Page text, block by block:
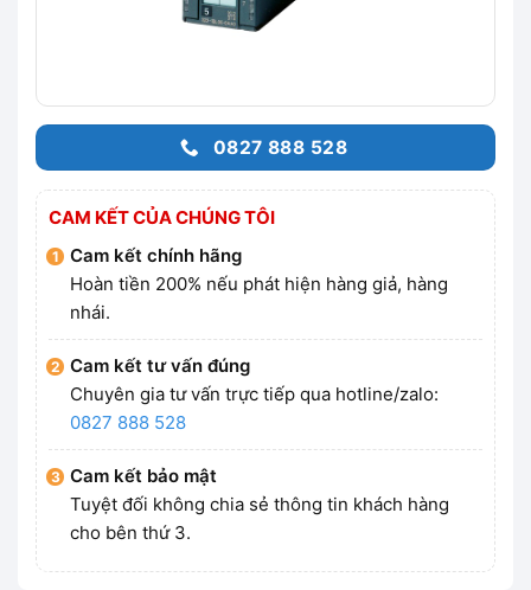
0827 888 528
CAM KẾT CỦA CHÚNG TÔI
Cam kết chính hãng
Hoàn tiền 200% nếu phát hiện hàng giả, hàng
nhái.
Cam kết tư vấn đúng
Chuyên gia tư vấn trực tiếp qua hotline/zalo:
0827 888 528
Cam kết bảo mật
Tuyệt đối không chia sẻ thông tin khách hàng
cho bên thứ 3.